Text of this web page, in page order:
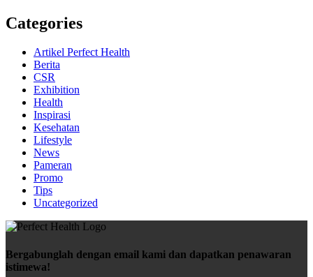
Categories
Artikel Perfect Health
Berita
CSR
Exhibition
Health
Inspirasi
Kesehatan
Lifestyle
News
Pameran
Promo
Tips
Uncategorized
Bergabunglah dengan email kami dan dapatkan penawaran
istimewa!